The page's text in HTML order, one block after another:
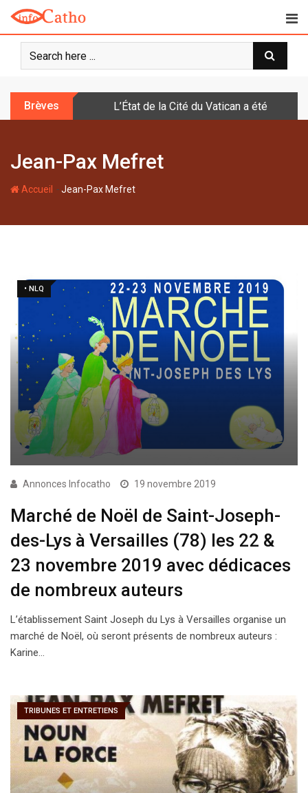
o
Brèves L’État de la Cité du Vatican a été doté
Jean-Pax Mefret
Accueil -Jean-Pax Mefret
• NLQ
Annonces Infocatho 19 novembre 2019
Marché de Noël de Saint-Joseph-
des-Lys à Versailles (78) les 22 &
23 novembre 2019 avec dédicaces
de nombreux auteurs
L’établissement Saint Joseph du Lys à Versailles organise un
marché de Noël, où seront présents de nombreux auteurs :
Karine…
TRIBUNES ET ENTRETIENS